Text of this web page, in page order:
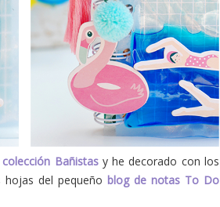
Bañistasy he decorado con los
del pequeño blog de notas To Do